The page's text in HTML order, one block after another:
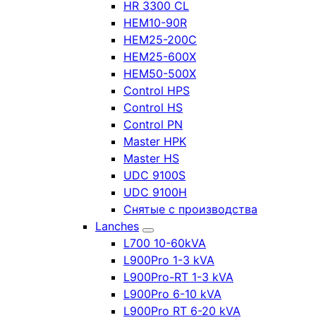
HR 3300 CL
HEM10-90R
HEM25-200C
HEM25-600X
HEM50-500X
Control HPS
Control HS
Control PN
Master HPK
Master HS
UDC 9100S
UDC 9100H
Снятые с производства
Lanches
L700 10-60kVA
L900Pro 1-3 kVA
L900Pro-RT 1-3 kVA
L900Pro 6-10 kVA
L900Pro RT 6-20 kVA